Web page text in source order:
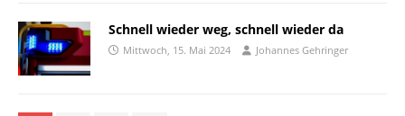
Schnell wieder weg, schnell wieder da
Mittwoch, 15. Mai 2024 Johannes Gehringer